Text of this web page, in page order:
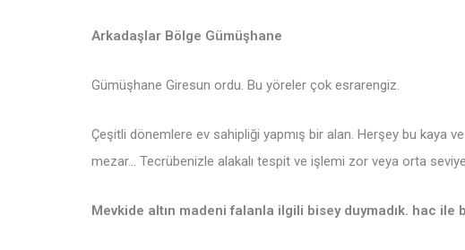
Arkadaşlar Bölge Gümüşhane
Gümüşhane Giresun ordu. Bu yöreler çok esrarengiz.
Çeşitli dönemlere ev sahipliği yapmış bir alan. Herşey bu kaya
mezar… Tecrübenizle alakalı tespit ve işlemi zor veya orta
Mevkide altın madeni falanla ilgili bisey duymadık. hac ile